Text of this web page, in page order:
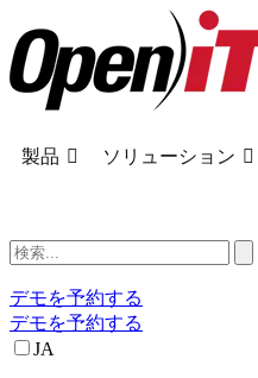
製品 ソリューション
デモを予約する
デモを予約する
JA